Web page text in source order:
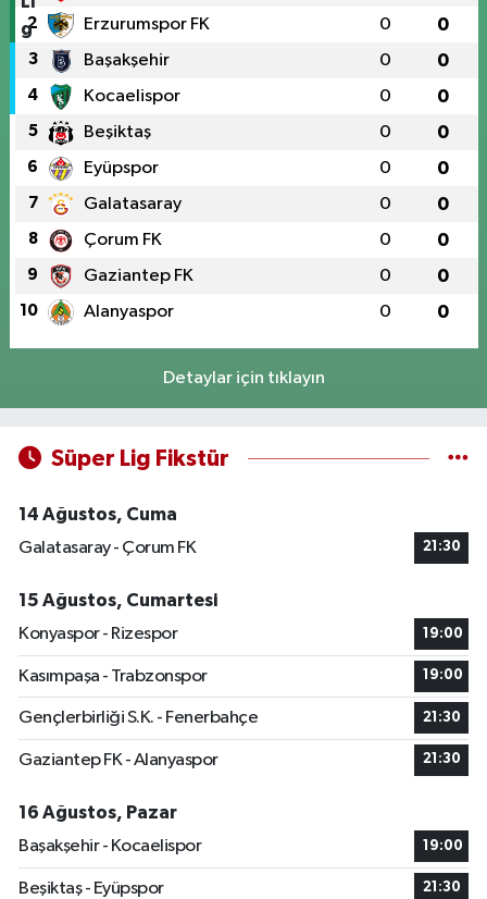
2 Erzurumspor FK 0 0
3 Başakşehir 0 0
4 Kocaelispor 0 0
5 Beşiktaş 0 0
6 Eyüpspor 0 0
7 Galatasaray 0 0
8 Çorum FK 0 0
9 Gaziantep FK 0 0
10 Alanyaspor 0 0
Detaylar için tıklayın
Süper Lig Fikstür
14 Ağustos, Cuma
Galatasaray - Çorum FK
21:30
15 Ağustos, Cumartesi
Konyaspor - Rizespor
19:00
Kasımpaşa - Trabzonspor 19:00
Gençlerbirliği S.K. - Fenerbahçe 21:30
Gaziantep FK - Alanyaspor 21:30
16 Ağustos, Pazar
Başakşehir - Kocaelispor
19:00
Beşiktaş - Eyüpspor 21:30